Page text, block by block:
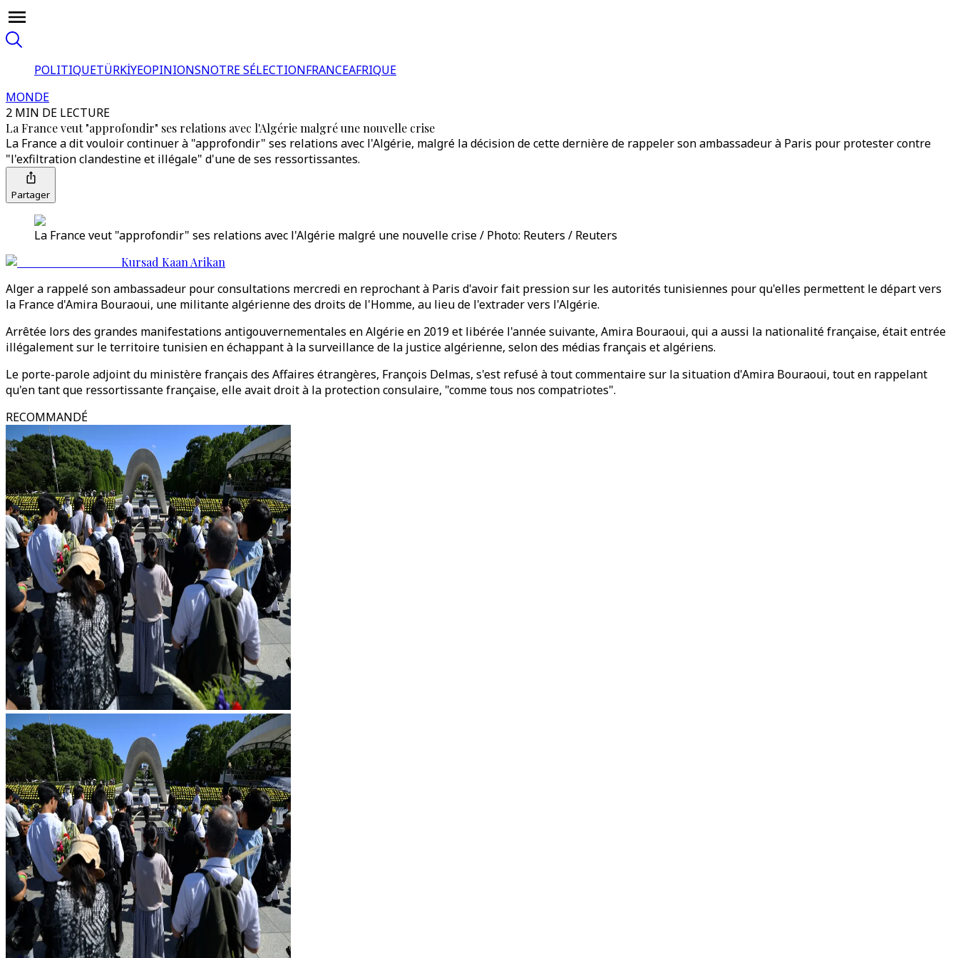
POLITIQUETÜRKİYEOPINIONSNOTRE SÉLECTIONFRANCEAFRIQUE
MONDE
2 MIN DE LECTURE
La France veut "approfondir" ses relations avec l'Algérie malgré une nouvelle crise
La France a dit vouloir continuer à "approfondir" ses relations avec l'Algérie, malgré la décision de cette dernière de rappeler son ambassadeur à Paris pour protester contre
"l'exfiltration clandestine et illégale" d'une de ses ressortissantes.
Partager
La France veut "approfondir" ses relations avec l'Algérie malgré une nouvelle crise / Photo: Reuters / Reuters
Kursad Kaan Arikan
Alger a rappelé son ambassadeur pour consultations mercredi en reprochant à Paris d'avoir fait pression sur les autorités tunisiennes pour qu'elles permettent le départ vers
la France d'Amira Bouraoui, une militante algérienne des droits de l'Homme, au lieu de l'extrader vers l'Algérie.
Arrêtée lors des grandes manifestations antigouvernementales en Algérie en 2019 et libérée l'année suivante, Amira Bouraoui, qui a aussi la nationalité française, était entrée
illégalement sur le territoire tunisien en échappant à la surveillance de la justice algérienne, selon des médias français et algériens.
Le porte-parole adjoint du ministère français des Affaires étrangères, François Delmas, s'est refusé à tout commentaire sur la situation d'Amira Bouraoui, tout en rappelant
qu'en tant que ressortissante française, elle avait droit à la protection consulaire, "comme tous nos compatriotes".
RECOMMANDÉ